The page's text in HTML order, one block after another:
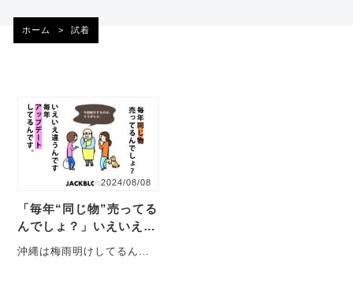
ホーム > 試着
2024/08/08
「毎年“同じ物”売ってる
んでしょ？」いえいえ！
アップデートしてるので
聞いてください♪♪
沖縄は梅雨明けしてるんで